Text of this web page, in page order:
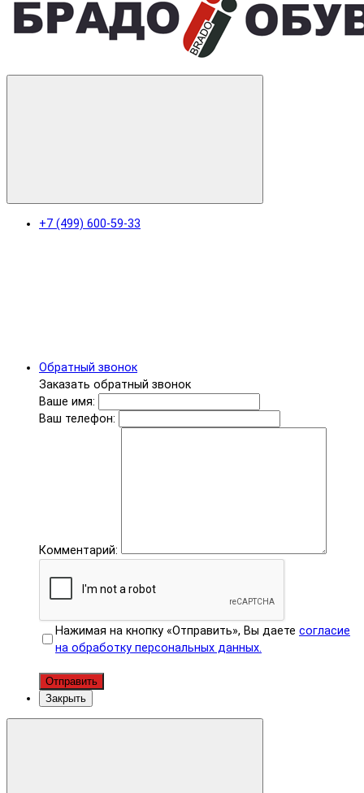
+7 (499) 600-59-33
Обратный звонок
Заказать обратный звонок
Ваше имя:
Ваш телефон:
Комментарий:
Нажимая на кнопку «Отправить», Вы даете согласие
на обработку персональных данных.
Отправить
Закрыть